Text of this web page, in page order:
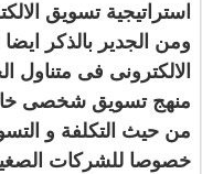
استراتيجية تسويق
ومن الجدير بالذكر
الالكترونى فى متناول
منهجتسويق شخصى خاص
من حيث التكلفة و
خصوصا للشركات